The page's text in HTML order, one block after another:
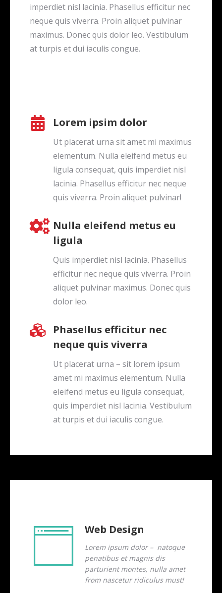
imperdiet nisl lacinia. Phasellus efficitur nec
neque quis viverra. Proin aliquet pulvinar
maximus. Donec quis dolor leo. Vestibulum
at turpis et dui iaculis congue.
Lorem ipsim dolor
Ut placerat urna sit amet mi maximus
elementum. Nulla eleifend metus eu
ligula consequat, quis imperdiet nisl
lacinia. Phasellus efficitur nec neque
quis viverra. Proin aliquet pulvinar!
Nulla eleifend metus eu
ligula
Quis imperdiet nisl lacinia. Phasellus
efficitur nec neque quis viverra. Proin
aliquet pulvinar maximus. Donec quis
dolor leo.
Phasellus efficitur nec
neque quis viverra
Ut placerat urna – sit lorem ipsum
amet mi maximus elementum. Nulla
eleifend metus eu ligula consequat,
quis imperdiet nisl lacinia. Vestibulum
at turpis et dui iaculis congue.
Web Design
Lorem ipsum dolor – natoque
penatibus et magnis dis
parturient montes, nulla amet
from nascetur ridiculus must!